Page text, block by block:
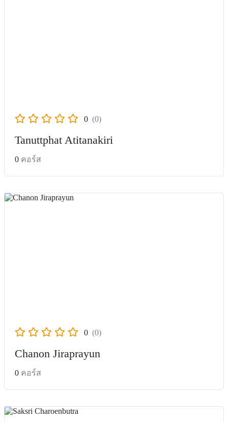
0 (0)
Tanuttphat Atitanakiri
0 คอร์ส
0 (0)
Chanon Jiraprayun
0 คอร์ส